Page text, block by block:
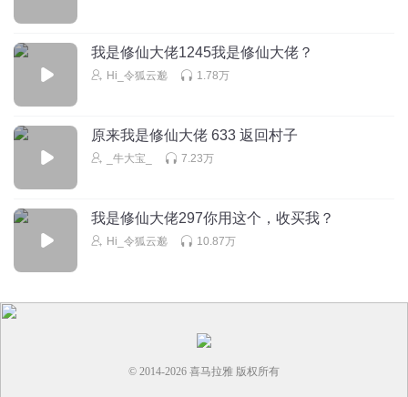
我是修仙大佬1245我是修仙大佬？
Hi_令狐云邈 1.78万
原来我是修仙大佬 633 返回村子
_牛大宝_ 7.23万
我是修仙大佬297你用这个，收买我？
Hi_令狐云邈 10.87万
© 2014-2026 喜马拉雅 版权所有